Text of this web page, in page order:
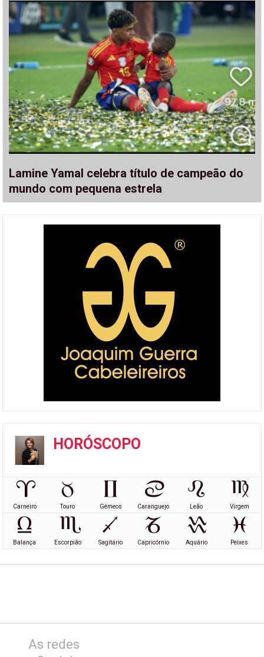
Lamine Yamal celebra título de campeão do
mundo com pequena estrela
HORÓSCOPO
Carneiro Touro Gémeos Caranguejo Leão Virgem
Balança Escorpião Sagitário Capricórnio Aquário Peixes
As redes